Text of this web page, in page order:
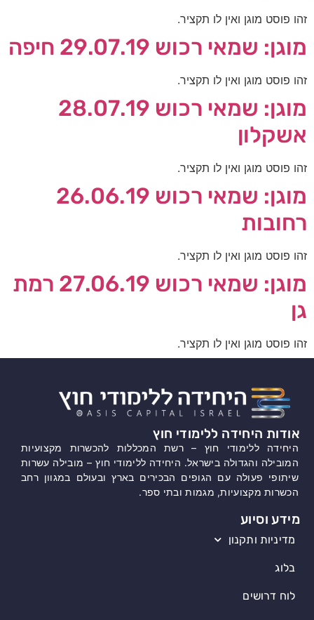
זהו פוסט מוגן ואין לו תקציר.
מוגן: שמאי רכוש 29.07.19 חיפה
זהו פוסט מוגן ואין לו תקציר.
מוגן: שמאי רכוש 28.07.19
אשקלון
זהו פוסט מוגן ואין לו תקציר.
מוגן: שמאי רכוש 26.06.19
רחובות
זהו פוסט מוגן ואין לו תקציר.
מוגן: שמאי רכוש 27.06.19 רמת
גן
זהו פוסט מוגן ואין לו תקציר.
אודות היחידה ללימודי חוץ
היחידה ללימודי חוץ – רשת המכללות להכשרות מקצועיות
המובילה והגדולה בישראל. היחידה ללימודי חוץ – מובילה עשרות
שיתופי פעולה עם הגופים הבכירים בארץ ובעולם במגוון רחב
הכשרות מקצועיות, מגמות ובתי ספר.
מידע וסיוע
מדיניות ותקנון
בלוג
לוח דרושים